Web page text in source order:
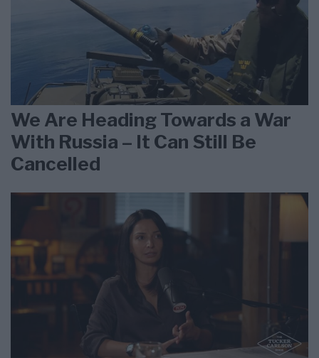
We Are Heading Towards a War
With Russia – It Can Still Be
Cancelled